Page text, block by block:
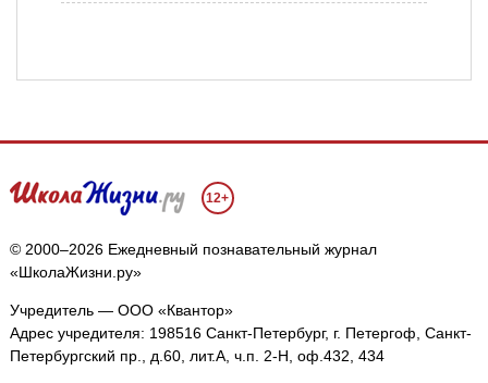
12+
© 2000–2026 Ежедневный познавательный журнал
«ШколаЖизни.ру»
Учредитель — ООО «Квантор»
Адрес учредителя: 198516 Санкт-Петербург, г. Петергоф, Санкт-
Петербургский пр., д.60, лит.А, ч.п. 2-Н, оф.432, 434